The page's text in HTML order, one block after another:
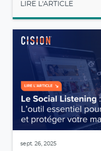
LIRE L'ARTICLE
sept. 26, 2025